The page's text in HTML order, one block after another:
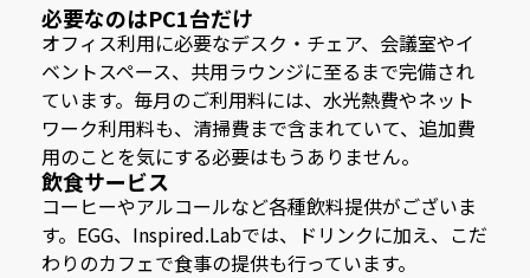
必要なのはPC1台だけ
オフィス利用に必要なデスク・チェア、会議室やイ
ベントスペース、共用ラウンジに至るまで完備され
ています。毎月のご利用料には、水光熱費やネット
ワーク利用料も、清掃費まで含まれていて、追加費
用のことを気にする必要はもうありません。
飲食サービス
コーヒーやアルコールなど各種飲料提供がございま
す。EGG、Inspired.Labでは、ドリンクに加え、こだ
わりのカフェで食事の提供も行っています。